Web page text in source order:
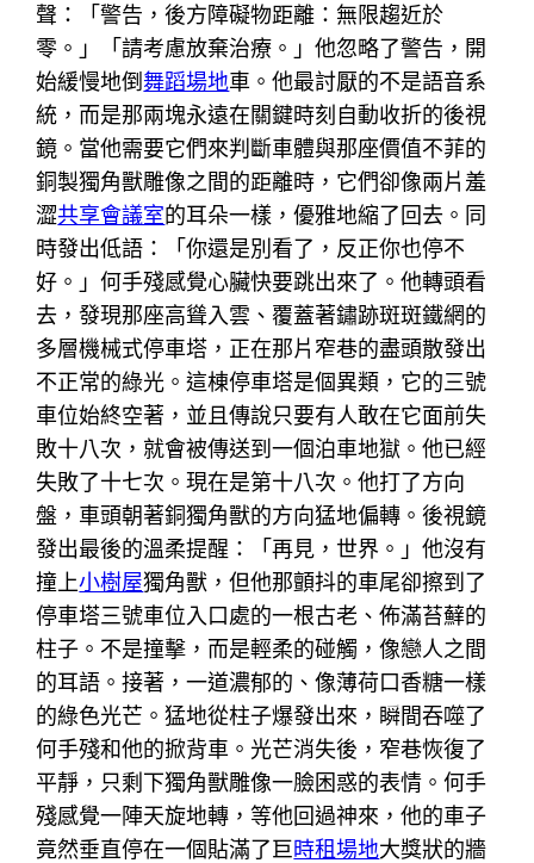
聲：「警告，後方障礙物距離：無限趨近於
零。」「請考慮放棄治療。」他忽略了警告，開
始緩慢地倒 舞蹈場地車。他最討厭的不是語音系
統，而是那兩塊永遠在關鍵時刻自動收折的後視
鏡。當他需要它們來判斷車體與那座價值不菲的
銅製獨角獸雕像之間的距離時，它們卻像兩片羞
澀共享會議室的耳朵一樣，優雅地縮了回去。同
時發出低語：「你還是別看了，反正你也停不
好。」何手殘感覺心臟快要跳出來了。他轉頭看
去，發現那座高聳入雲、覆蓋著鏽跡斑斑鐵網的
多層機械式停車塔，正在那片窄巷的盡頭散發出
不正常的綠光。這棟停車塔是個異類，它的三號
車位始終空著，並且傳說只要有人敢在它面前失
敗十八次，就會被傳送到一個泊車地獄。他已經
失敗了十七次。現在是第十八次。他打了方向
盤，車頭朝著銅獨角獸的方向猛地偏轉。後視鏡
發出最後的溫柔提醒：「再見，世界。」他沒有
撞上小樹屋獨角獸，但他那顫抖的車尾卻擦到了
停車塔三號車位入口處的一根古老、佈滿苔蘚的
柱子。不是撞擊，而是輕柔的碰觸，像戀人之間
的耳語。接著，一道濃郁的、像薄荷口香糖一樣
的綠色光芒。猛地從柱子爆發出來，瞬間吞噬了
何手殘和他的掀背車。光芒消失後，窄巷恢復了
平靜，只剩下獨角獸雕像一臉困惑的表情。何手
殘感覺一陣天旋地轉，等他回過神來，他的車子
竟然垂直停在一個貼滿了巨時租場地大獎狀的牆